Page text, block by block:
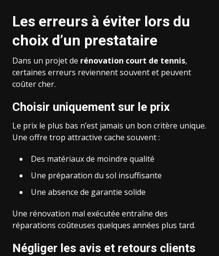
Les erreurs à éviter lors du
choix d’un prestataire
Dans un projet de rénovation court de tennis,
certaines erreurs reviennent souvent et peuvent
coûter cher.
Choisir uniquement sur le prix
Le prix le plus bas n’est jamais un bon critère unique.
Une offre trop attractive cache souvent :
Des matériaux de moindre qualité
Une préparation du sol insuffisante
Une absence de garantie solide
Une rénovation mal exécutée entraîne des
réparations coûteuses quelques années plus tard.
Négliger les avis et retours clients